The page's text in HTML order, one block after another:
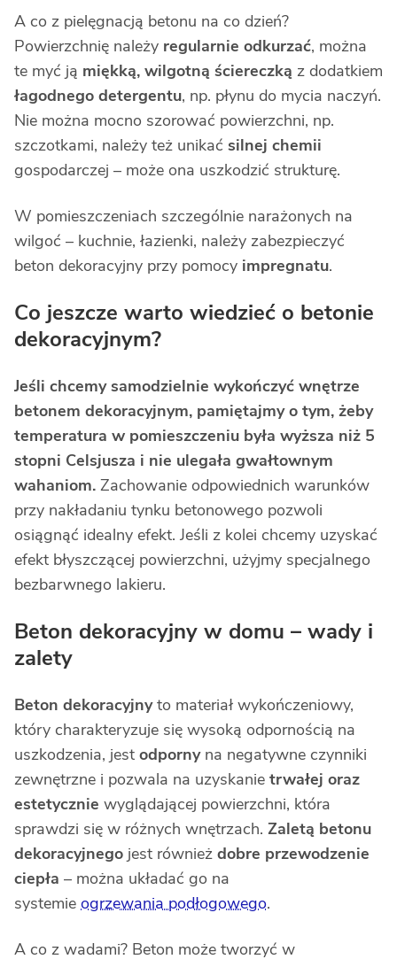
A co z pielęgnacją betonu na co dzień?
Powierzchnię należy regularnie odkurzać, można
te myć ją miękką, wilgotną ściereczką z dodatkiem
łagodnego detergentu, np. płynu do mycia naczyń.
Nie można mocno szorować powierzchni, np.
szczotkami, należy też unikać silnej chemii
gospodarczej – może ona uszkodzić strukturę.
W pomieszczeniach szczególnie narażonych na
wilgoć – kuchnie, łazienki, należy zabezpieczyć
beton dekoracyjny przy pomocy impregnatu.
Co jeszcze warto wiedzieć o betonie
dekoracyjnym?
Jeśli chcemy samodzielnie wykończyć wnętrze
betonem dekoracyjnym, pamiętajmy o tym, żeby
temperatura w pomieszczeniu była wyższa niż 5
stopni Celsjusza i nie ulegała gwałtownym
wahaniom. Zachowanie odpowiednich warunków
przy nakładaniu tynku betonowego pozwoli
osiągnąć idealny efekt. Jeśli z kolei chcemy uzyskać
efekt błyszczącej powierzchni, użyjmy specjalnego
bezbarwnego lakieru.
Beton dekoracyjny w domu – wady i
zalety
Beton dekoracyjnyto materiał wykończeniowy,
który charakteryzuje się wysoką odpornością na
uszkodzenia, jest odpornyna negatywne czynniki
zewnętrzne i pozwala na uzyskanie trwałej oraz
estetycznie wyglądającej powierzchni, która
sprawdzi się w różnych wnętrzach. Zaletą betonu
dekoracyjnego jest również dobre przewodzenie
ciepła – można układać go na
systemie ogrzewania podłogowego.
A co z wadami? Beton może tworzyć w